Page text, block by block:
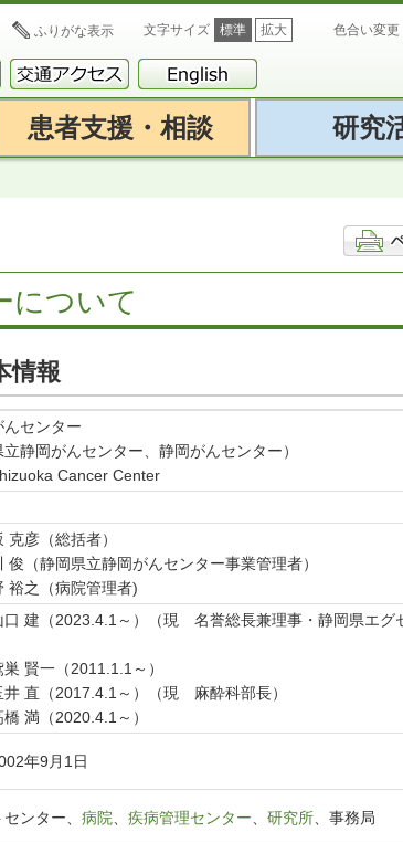
ふりがな表示 文字サイズ 標準 拡大 色合い変更
患者支援・相談 研究
について
情報
センター
立静岡がんセンター、静岡がんセンター）
Cancer Center
彦（総括者）
静岡県立静岡がんセンター事業管理者）
之（病院管理者)
建（2023.4.1～）（現 名誉総長兼理事・静岡県エグ
賢一（2011.1.1～）
直（2017.4.1～）（現 麻酔科部長）
満（2020.4.1～）
年9月1日
ンター、 病院 疾病管理センター 研究所 、事務局